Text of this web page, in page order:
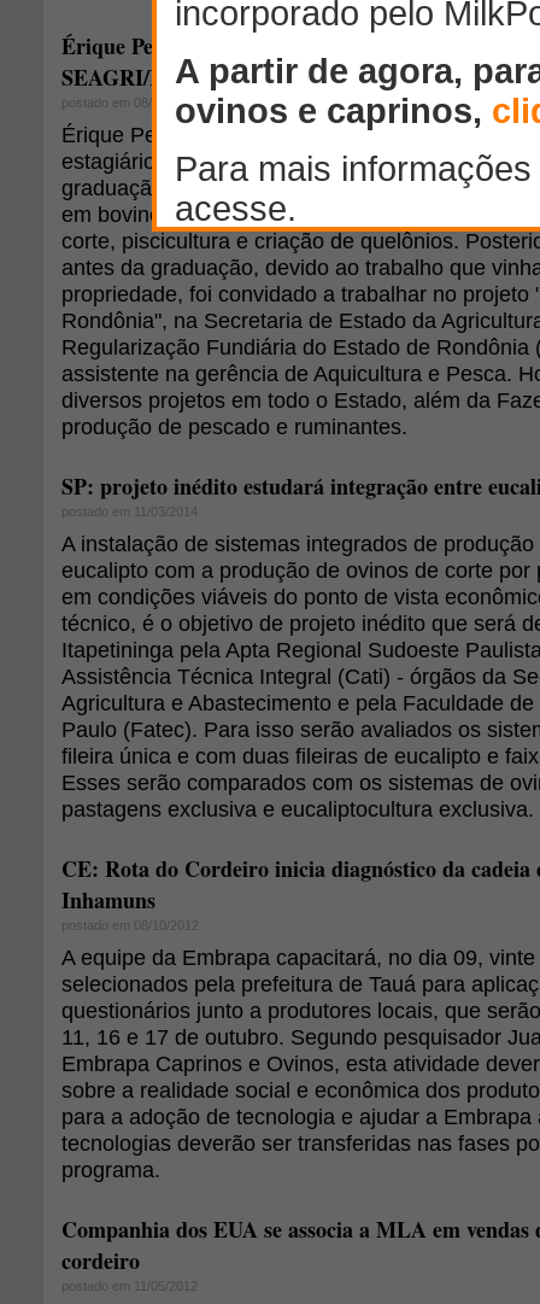
Érique Pedro da S. Costa, Zootecnista, assistente
SEAGRI/RO e gerente da Fazenda Santa Cruz
postado em 08/10/2010
Érique Pedro da S. Costa é zootecnista e
estagiário na Fazenda Santa Cruz em Porto
graduação já ocupava o cargo de gerente, onde
em bovinocultura de corte (gado Nelore),
corte, piscicultura e criação de quelônios.
antes da graduação, devido ao trabalho que
propriedade, foi convidado a trabalhar no projeto
Rondônia", na Secretaria de Estado da
Regularização Fundiária do Estado de Rondônia
assistente na gerência de Aquicultura e Pesca.
diversos projetos em todo o Estado, além da
produção de pescado e ruminantes.
SP: projeto inédito estudará integração entre
postado em 11/03/2014
A instalação de sistemas integrados de
eucalipto com a produção de ovinos de corte por
em condições viáveis do ponto de vista
técnico, é o objetivo de projeto inédito que será
Itapetininga pela Apta Regional Sudoeste
Assistência Técnica Integral (Cati) - órgãos da
Agricultura e Abastecimento e pela Faculdade
Paulo (Fatec). Para isso serão avaliados os
fileira única e com duas fileiras de eucalipto e
Esses serão comparados com os sistemas de
pastagens exclusiva e eucaliptocultura exclusiva.
CE: Rota do Cordeiro inicia diagnóstico da cadeia
Inhamuns
postado em 08/10/2012
A equipe da Embrapa capacitará, no dia 09,
selecionados pela prefeitura de Tauá para
questionários junto a produtores locais, que
11, 16 e 17 de outubro. Segundo pesquisador
Embrapa Caprinos e Ovinos, esta atividade
sobre a realidade social e econômica dos
para a adoção de tecnologia e ajudar a Embrapa
tecnologias deverão ser transferidas nas fases
programa.
Companhia dos EUA se associa a MLA em vendas
cordeiro
postado em 11/05/2012